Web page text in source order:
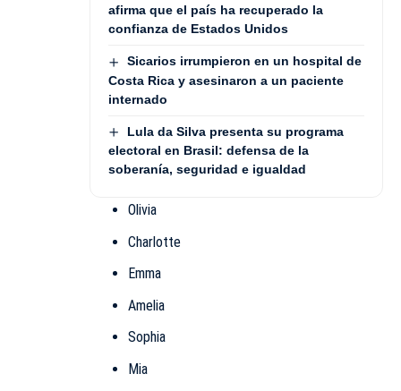
afirma que el país ha recuperado la
confianza de Estados Unidos
Sicarios irrumpieron en un hospital de
Costa Rica y asesinaron a un paciente
internado
Lula da Silva presenta su programa
electoral en Brasil: defensa de la
soberanía, seguridad e igualdad
Olivia
Charlotte
Emma
Amelia
Sophia
Mia